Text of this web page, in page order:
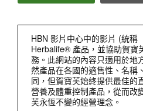
HBN 影片中心中的影片 (統稱
Herbalife® 產品，並協助賀寶
務。此網站的內容只適用於地
然產品在各國的適售性、名稱
同，但賀寶芙始終提供最佳的
營養及體重控制產品，從而改
芙永恆不變的經營理念。
產品